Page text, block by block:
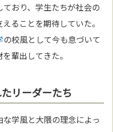
おり、学生たちが社会の
えることを期待していた。
の校風として今も息づいて
輩出してきた。
リーダーたち
な学風と大隈の理念によっ